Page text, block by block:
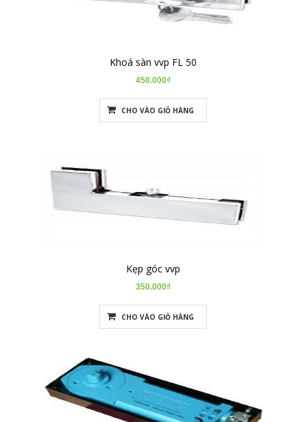
Khoá sàn vvp FL 50
450.000₫
CHO VÀO GIỎ HÀNG
Kẹp góc vvp
350.000₫
CHO VÀO GIỎ HÀNG